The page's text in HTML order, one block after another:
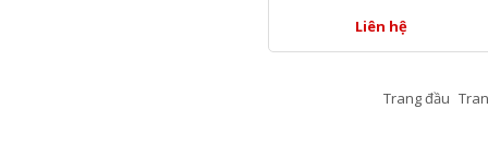
Liên hệ
Trang đầu